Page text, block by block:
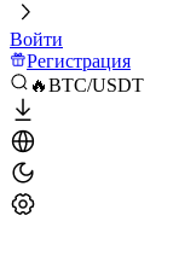
Войти
Регистрация
🔥BTC/USDT